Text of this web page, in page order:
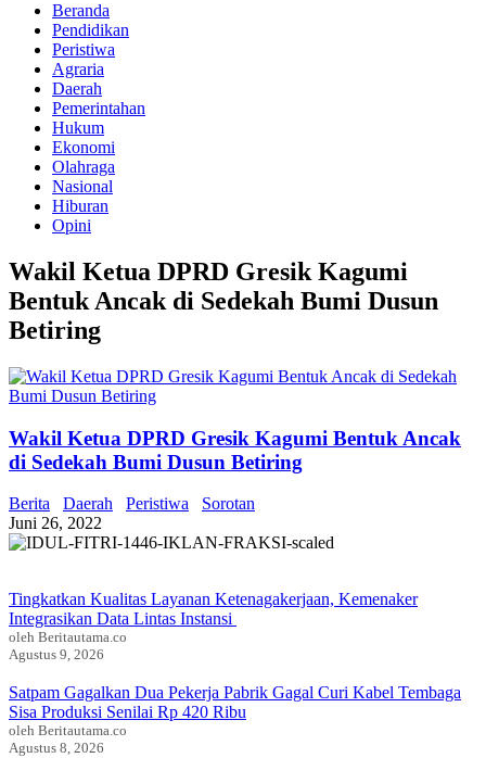
Beranda
Pendidikan
Peristiwa
Agraria
Daerah
Pemerintahan
Hukum
Ekonomi
Olahraga
Nasional
Hiburan
Opini
Wakil Ketua DPRD Gresik Kagumi
Bentuk Ancak di Sedekah Bumi Dusun
Betiring
Wakil Ketua DPRD Gresik Kagumi Bentuk Ancak
di Sedekah Bumi Dusun Betiring
Berita Daerah Peristiwa
Sorotan
Juni 26, 2022
Tingkatkan Kualitas Layanan Ketenagakerjaan, Kemenaker
Integrasikan Data Lintas Instansi
oleh Beritautama.co
Agustus 9, 2026
Satpam Gagalkan Dua Pekerja Pabrik Gagal Curi Kabel Tembaga
Sisa Produksi Senilai Rp 420 Ribu
oleh Beritautama.co
Agustus 8, 2026